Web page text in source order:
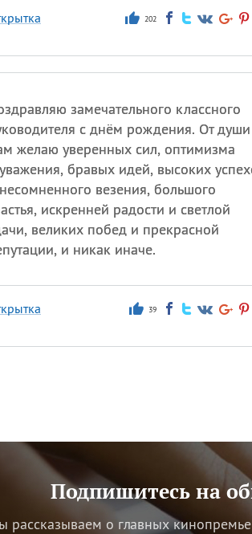
202
замечательного классного
с днём рождения. От души
желаю уверенных сил, оптимизма
бравых идей, высоких
везения, большого
искренней радости и светлой
великих побед и прекрасной
и никак иначе.
39
Подпишитесь на
о главных